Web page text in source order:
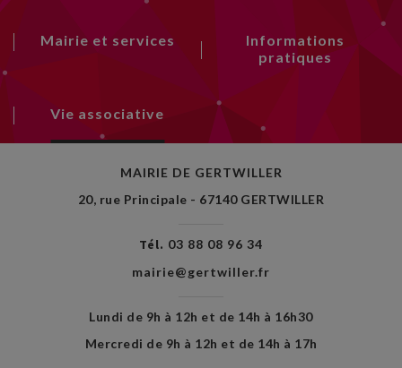
Mairie et services
Informations
pratiques
Vie associative
MAIRIE DE GERTWILLER
20, rue Principale - 67140 GERTWILLER
Tél. 03 88 08 96 34
mairie@gertwiller.fr
Lundi de 9h à 12h et de 14h à 16h30
Mercredi de 9h à 12h et de 14h à 17h